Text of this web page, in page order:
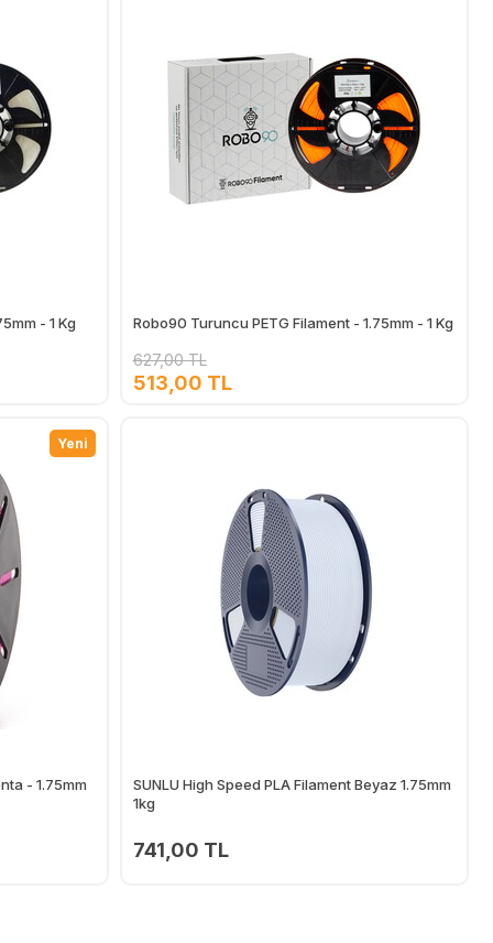
- 1 Kg Robo90 Turuncu PETG Filament - 1.75mm - 1 Kg
627,00 TL
513,00 TL
Yeni
- 1.75mm
SUNLU High Speed PLA Filament Beyaz 1.75mm
1kg
741,00 TL